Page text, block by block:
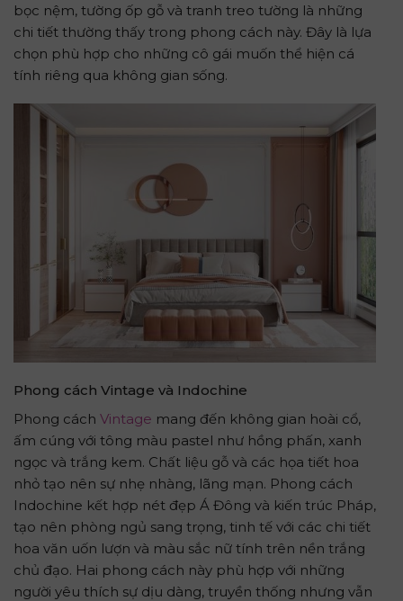
bọc nệm, tường ốp gỗ và tranh treo tường là những
chi tiết thường thấy trong phong cách này. Đây là lựa
chọn phù hợp cho những cô gái muốn thể hiện cá
tính riêng qua không gian sống.
Phong cách Vintage và Indochine
Phong cách Vintage mang đến không gian hoài cổ,
ấm cúng với tông màu pastel như hồng phấn, xanh
ngọc và trắng kem. Chất liệu gỗ và các họa tiết hoa
nhỏ tạo nên sự nhẹ nhàng, lãng mạn. Phong cách
Indochine kết hợp nét đẹp Á Đông và kiến trúc Pháp,
tạo nên phòng ngủ sang trọng, tinh tế với các chi tiết
hoa văn uốn lượn và màu sắc nữ tính trên nền trắng
chủ đạo. Hai phong cách này phù hợp với những
người yêu thích sự dịu dàng, truyền thống nhưng vẫn